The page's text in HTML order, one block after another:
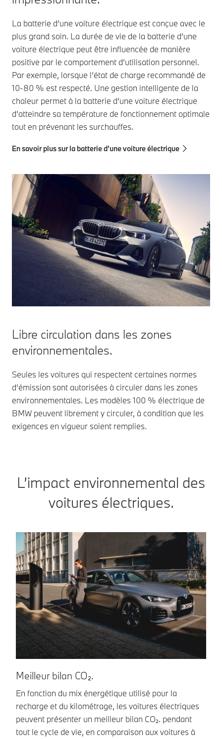
La batterie d’une voiture électrique est conçue avec le
plus grand soin. La durée de vie de la batterie d’une
voiture électrique peut être influencée de manière
positive par le comportement d’utilisation personnel.
Par exemple, lorsque l’état de charge recommandé de
10-80 % est respecté. Une gestion intelligente de la
chaleur permet à la batterie d’une voiture électrique
d’atteindre sa température de fonctionnement optimale
tout en prévenant les surchauffes.
En savoir plus sur la batterie d’une voiture électrique
Libre circulation dans les zones
environnementales.
Seules les voitures qui respectent certaines normes
d’émission sont autorisées à circuler dans les zones
environnementales. Les modèles 100 % électrique de
BMW peuvent librement y circuler, à condition que les
exigences en vigueur soient remplies.
L’impact environnemental des
voitures électriques.
Meilleur bilan CO₂.
En fonction du mix énergétique utilisé pour la
recharge et du kilométrage, les voitures électriques
peuvent présenter un meilleur bilan CO₂. pendant
tout le cycle de vie, en comparaison aux voitures à